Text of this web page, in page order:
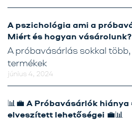
A pszichológia ami a
Miért és hogyan vásárolunk?
június 4, 2024
A próbavásárlás sokkal
termékek
📊💼 A Próbavásárlók
elveszített lehetőségei 💼📊